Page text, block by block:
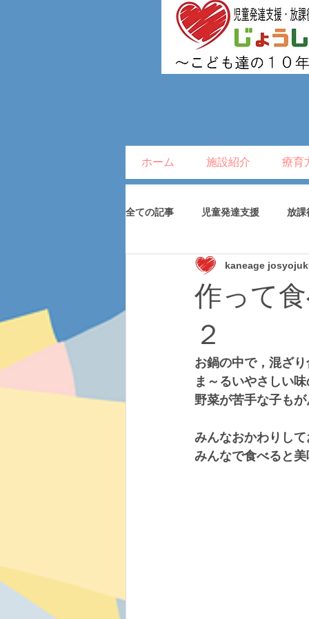
ホーム 施設紹介 療育
全ての記事 児童発達支援 放課
作って
２
kaneage
お鍋の中で，混ざ
ま～るいやさしい
野菜が苦手な子も
みんなおかわりし
みんなで食べると